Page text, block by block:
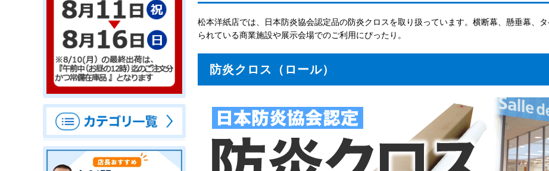
松本洋紙店では、日本防炎協会認定品の防炎クロスを取り扱っています。横断幕、懸垂幕、
られている商業施設や展示会場でのご利用にぴったり。
防炎クロス（ロール）